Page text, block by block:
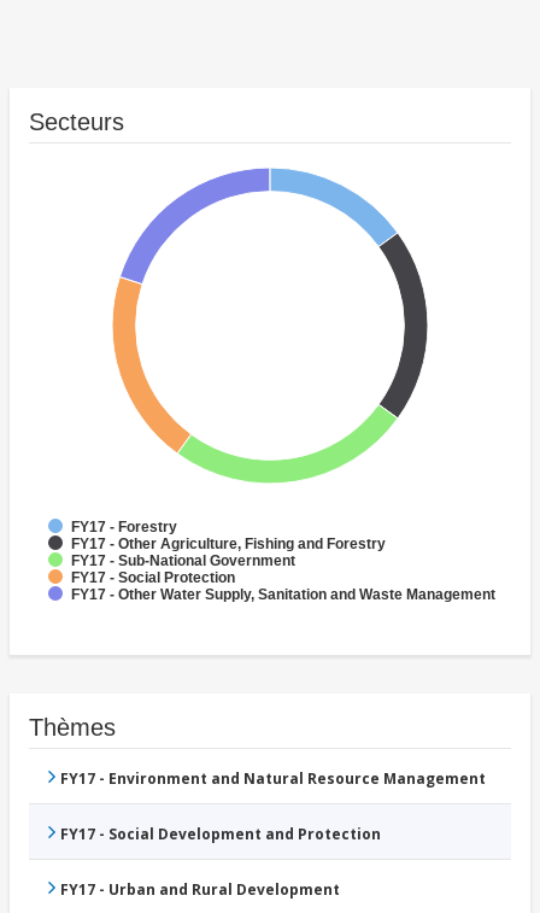
Secteurs
FY17 - Forestry
FY17 - Other Agriculture, Fishing and Forestry
FY17 - Sub-National Government
FY17 - Social Protection
FY17 - Other Water Supply, Sanitation and Waste Management
Thèmes
FY17 - Environment and Natural Resource Management
FY17 - Social Development and Protection
FY17 - Urban and Rural Development